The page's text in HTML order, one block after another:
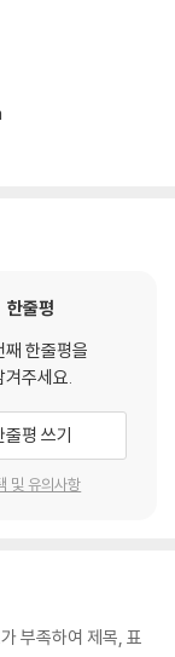
vast power of gia
of mach
human life.
and behavi
and democratic r
Capit
reasoned an
of information civ
issue at hand is
and machines
한줄평
째 한줄평을
겨주세요.
줄평 쓰기
및 유의사항
부족하여 제목, 표